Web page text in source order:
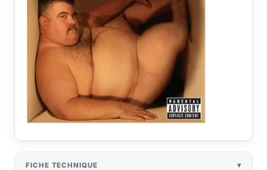
FICHE TECHNIQUE